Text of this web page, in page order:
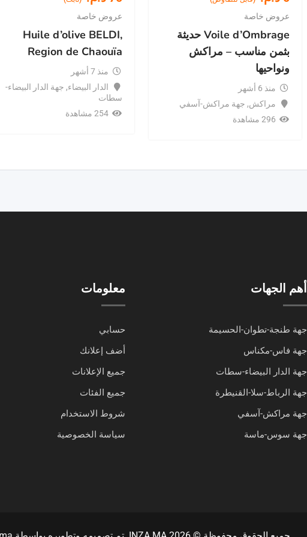
عروض خاصة
Voile d’Ombrage حديثة
بثمن مناسب – مراكش
ونواحيها
منذ 6 أشهر
مراكش, جهة مراكش-آسفي
296 مشاهدة
عروض خاصة
Huile d’olive BELDI,
Region de Chaouïa
منذ 7 أشهر
الدار البيضاء, جهة الدار البيضاء-
سطات
254 مشاهدة
أهم الجهات
جهة طنجة-تطوان-الحسيمة
جهة فاس-مكناس
جهة الدار البيضاء-سطات
جهة الرباط-سلا-القنيطرة
جهة مراكش-آسفي
جهة سوس-ماسة
معلومات
حسابي
أضف إعلانك
جميع الإعلانات
جميع الفئات
شروط الاستخدام
سياسة الخصوصية